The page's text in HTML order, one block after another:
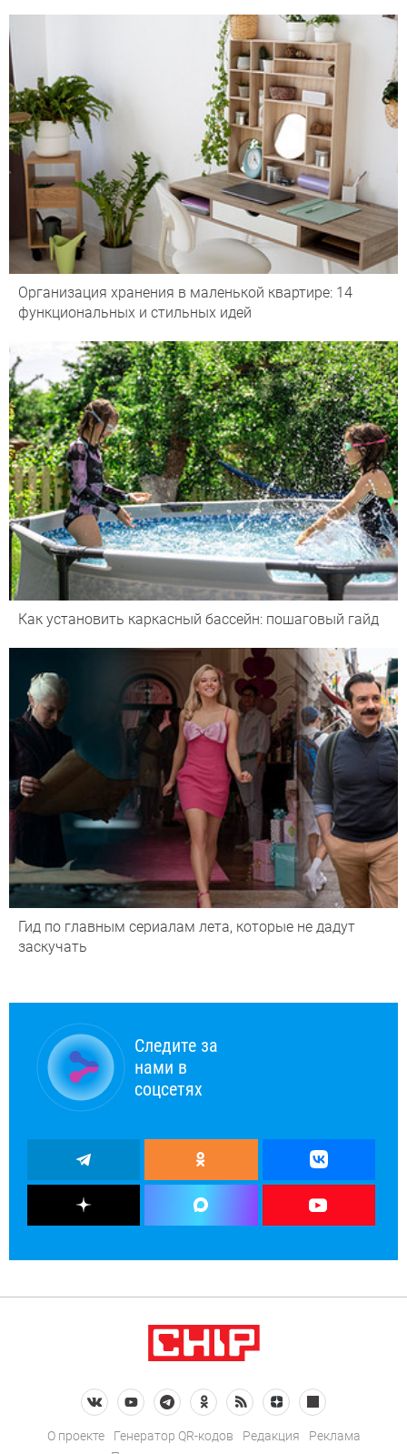
Организация хранения в маленькой квартире: 14
функциональных и стильных идей
Как установить каркасный бассейн: пошаговый гайд
Гид по главным сериалам лета, которые не дадут
заскучать
Следите за
нами в
соцсетях
О проекте Генератор QR-кодов Редакция
Реклама